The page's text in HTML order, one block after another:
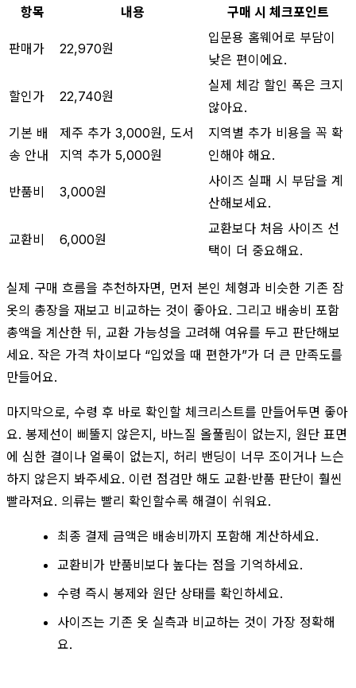
항목 내용 구매 시 체크포인트
판매가 22,970원
입문용 홈웨어로 부담이
낮은 편이에요.
할인가 22,740원
실제 체감 할인 폭은 크지
않아요.
기본 배
송 안내
제주 추가 3,000원, 도서
지역 추가 5,000원
지역별 추가 비용을 꼭 확
인해야 해요.
반품비 3,000원
사이즈 실패 시 부담을 계
산해보세요.
교환비 6,000원
교환보다 처음 사이즈 선
택이 더 중요해요.
실제 구매 흐름을 추천하자면, 먼저 본인 체형과 비슷한 기존 잠
옷의 총장을 재보고 비교하는 것이 좋아요. 그리고 배송비 포함
총액을 계산한 뒤, 교환 가능성을 고려해 여유를 두고 판단해보
세요. 작은 가격 차이보다 “입었을 때 편한가”가 더 큰 만족도를
만들어요.
마지막으로, 수령 후 바로 확인할 체크리스트를 만들어두면 좋아
요. 봉제선이 삐뚤지 않은지, 바느질 올풀림이 없는지, 원단 표면
에 심한 결이나 얼룩이 없는지, 허리 밴딩이 너무 조이거나 느슨
하지 않은지 봐주세요. 이런 점검만 해도 교환·반품 판단이 훨씬
빨라져요. 의류는 빨리 확인할수록 해결이 쉬워요.
최종 결제 금액은 배송비까지 포함해 계산하세요.
교환비가 반품비보다 높다는 점을 기억하세요.
수령 즉시 봉제와 원단 상태를 확인하세요.
사이즈는 기존 옷 실측과 비교하는 것이 가장 정확해
요.